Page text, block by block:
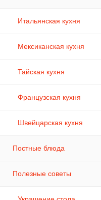
Итальянская кухня
Мексиканская кухня
Тайская кухня
Французская кухня
Швейцарская кухня
Постные блюда
Полезные советы